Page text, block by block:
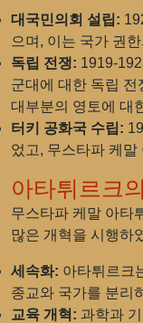
대국민의회 설립:
으며, 이는 국가 권
독립 전쟁: 1919-
군대에 대한 독립 전
대부분의 영토에 대
터키 공화국 수립:
었고, 무스타파 케
아타튀르크
무스타파 케말 아타
많은 개혁을 시행하
세속화: 아타튀르크
종교와 국가를 분리
교육 개혁: 과학과